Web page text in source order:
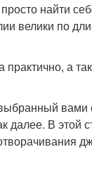
найти
велики по
практично, а
вами
далее. В этой